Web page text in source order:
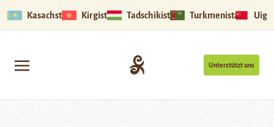
Kasachstan Kirgistan Tadschikistan Turkmenistan
Unterstützt uns